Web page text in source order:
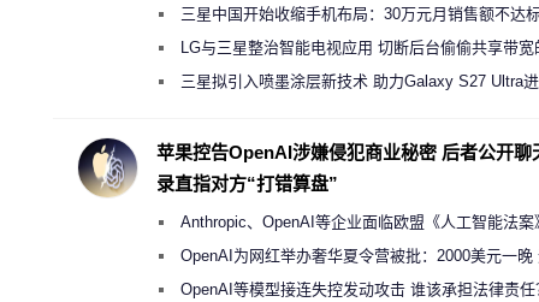
三星中国开始收缩手机布局：30万元月销售额不达
店 将被逐步清退
LG与三星整治智能电视应用 切断后台偷偷共享带宽
规行为三星拟引入喷墨涂层新技术 助力Galaxy S27 Ultra
苹果控告OpenAI涉嫌侵犯商业秘密 后者公开聊
录直指对方“打错算盘”
Anthropic、OpenAI等企业面临欧盟《人工智能法案
新执法权限审查
OpenAI为网红举办奢华夏令营被批：2000美元一晚
“反乌托邦”
OpenAI等模型接连失控发动攻击 谁该承担法律责任